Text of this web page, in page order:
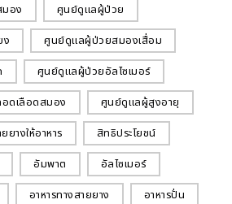
มอง
ศูนย์ดูแลผู้ป่วย
ศูนย์ดูแลผู้ป่วยสมองเสื่อม
ศูนย์ดูแลผู้ป่วยอัลไซเมอร์
ดเลือดสมอง
ศูนย์ดูแลผู้สูงอายุ
ยางให้อาหาร
สิทธิประโยชน์
อัมพาต
อัลไซเมอร์
อาหารทางสายยาง
อาหารปั่น